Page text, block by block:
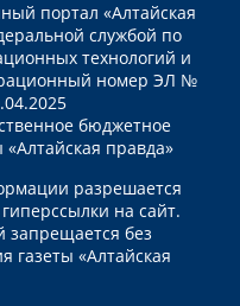
портал «Алтайская
службой по
технологий и
номер ЭЛ №
бюджетное
правда»
разрешается
на сайт.
запрещается без
газеты «Алтайская